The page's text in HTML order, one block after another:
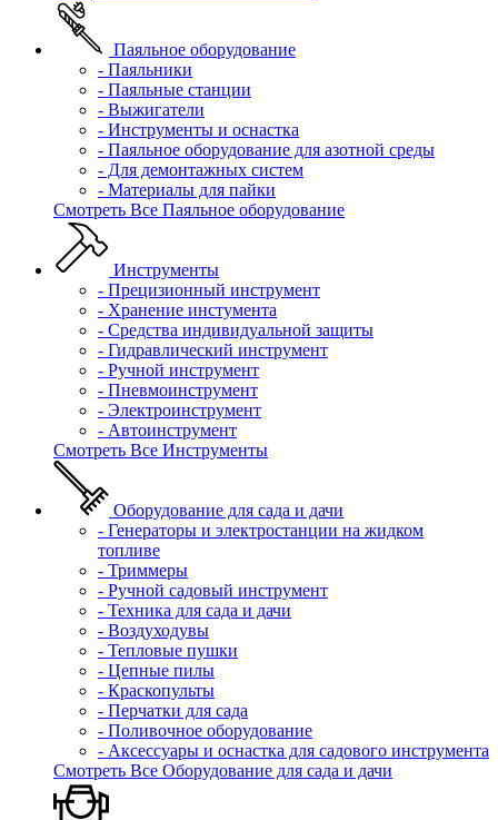
Паяльное оборудование
- Паяльники
- Паяльные станции
- Выжигатели
- Инструменты и оснастка
- Паяльное оборудование для азотной среды
- Для демонтажных систем
- Материалы для пайки
Смотреть Все Паяльное оборудование
Инструменты
- Прецизионный инструмент
- Хранение инстумента
- Средства индивидуальной защиты
- Гидравлический инструмент
- Ручной инструмент
- Пневмоинструмент
- Электроинструмент
- Автоинструмент
Смотреть Все Инструменты
Оборудование для сада и дачи
- Генераторы и электростанции на жидком
топливе
- Триммеры
- Ручной садовый инструмент
- Техника для сада и дачи
- Воздуходувы
- Тепловые пушки
- Цепные пилы
- Краскопульты
- Перчатки для сада
- Поливочное оборудование
- Аксессуары и оснастка для садового инструмента
Смотреть Все Оборудование для сада и дачи